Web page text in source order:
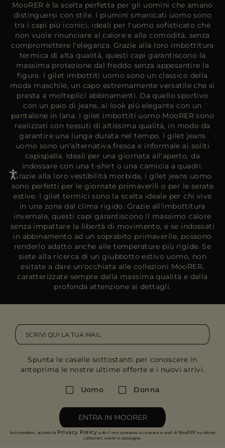
MooRER è la scelta perfetta per gli uomini che amano
distinguersi con stile. I piumini smanicati uomo sono
tra i capi più iconici, ideali per l'uomo sofisticato che
non vuole rinunciare al calore e alla comodità, senza
compromettere l'eleganza. Grazie alla loro imbottitura
termica di alta qualità, questi capi garantiscono la
massima protezione dal freddo senza appesantire la
figura. I gilet imbottiti uomo sono un classico della
moda maschile, un capo estremamente versatile che si
presta a molteplici abbinamenti. Da quello sportivo
con un paio di jeans, al look più elegante con un
pantalone in lana. I gilet imbottiti uomo MooRER sono
realizzati con tessuti di altissima qualità, in modo da
garantire una lunga durata nel tempo. I gilet jeans
uomo sono un'alternativa fresca e informale ai soliti
capispalla. Ideali per una giornata all'aperto, da
indossare con una t-shirt o una camicia a quadri.
Grazie alla loro vestibilità morbida, i gilet jeans uomo
sono perfetti per le giornate primaverili o per le serate
estive. I gilet termici sono la scelta ideale per chi vive
in una zona dal clima rigido. Grazie all'imbottitura
invernale, questi capi garantiscono il massimo calore
senza impattare la libertà di movimento, e se indossati
in abbinamento ad unsoprabito primaverile, possono
renderlo adatto anche alle temperature più rigide. Se
siete alla ricerca di ungiubbotto estivo uomo, non
esitate a dare un'occhiata alle collezioni MooRER,
caratterizzate sempre dalla massima qualità e dalla
profonda attenzione ai dettagli.
Spunta le caselle sottostanti per conoscere in
anteprima le nostre ultime offerte e i nuovi arrivi.
Uomo Donna
ENTRA IN MOORER
Iscrivendomi, accetto la Privacy Policy e do il mio consenso a ricevere e-mail di MooRER su ultime
collezioni, eventi e campagne.